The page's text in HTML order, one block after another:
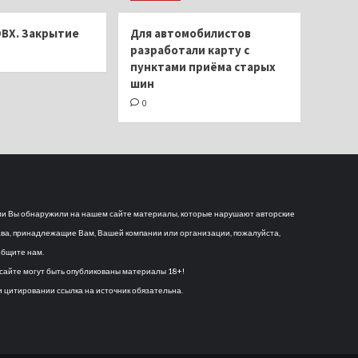
Закрытие
Для автомобилистов
разработали карту с
пунктами приёма старых
шин
0
Вы обнаружили на нашем сайте материалы, которые нарушают авторские
принадлежащие Вам, Вашей компании или организации, пожалуйста,
нам.
могут быть опубликованы материалы 18+!
цитировании ссылка на источник обязательна.